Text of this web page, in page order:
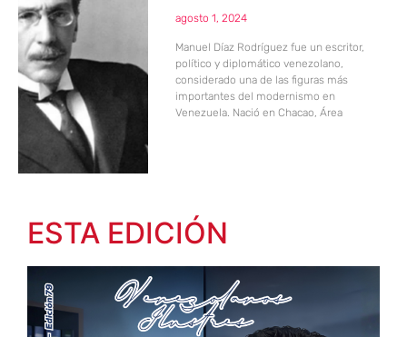
agosto 1, 2024
Manuel Díaz Rodríguez fue un escritor,
político y diplomático venezolano,
considerado una de las figuras más
importantes del modernismo en
Venezuela. Nació en Chacao, Área
ESTA EDICIÓN